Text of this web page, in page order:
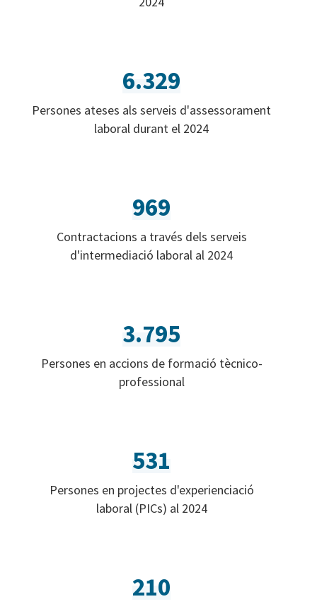
6.329
Persones ateses als serveis d'assessorament
laboral durant el 2024
969
Contractacions a través dels serveis
d'intermediació laboral al 2024
3.795
Persones en accions de formació tècnico-
professional
531
Persones en projectes d'experienciació
laboral (PICs) al 2024
210